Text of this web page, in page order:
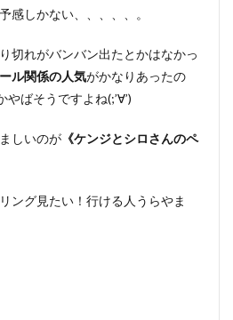
感しかない、、、、、。
切れがバンバン出たとかはなかっ
ル関係の人気がかなりあったの
ばそうですよね(;’∀’)
しいのが 《ケンジとシロさんのペ
ング見たい！行ける人うらやま